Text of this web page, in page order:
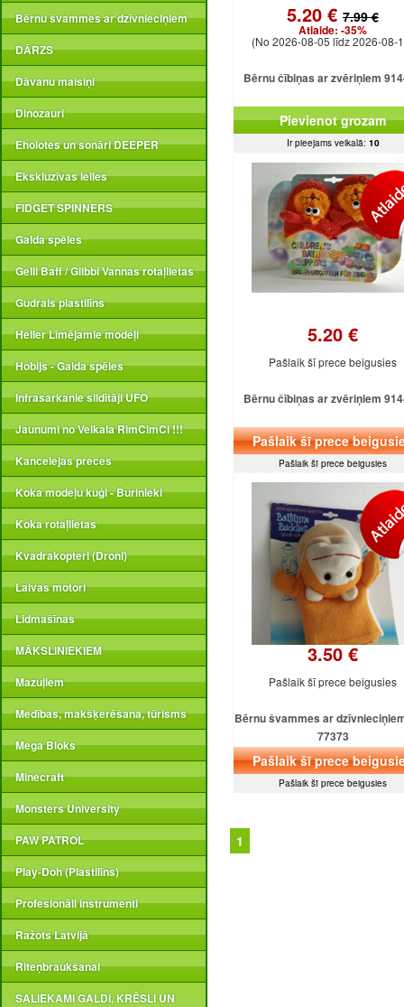
Bērnu švammes ar dzīvnieciņiem
DĀRZS
Dāvanu maisiņi
Dinozauri
Eholotes un sonāri DEEPER
Ekskluzīvas lelles
FIDGET SPINNERS
Galda spēles
Gelli Baff / Glibbi Vannas rotaļlietas
Gudrais plastilīns
Heller Līmējamie modeļi
Hobijs - Galda spēles
Infrasarkanie sildītāji UFO
Jaunumi no Veikala RimCimCi !!!
Kancelejas preces
Koka modeļu kuģi - Burinieki
Koka rotaļlietas
Kvadrakopteri (Droni)
Laivas motori
Lidmašīnas
MĀKSLINIEKIEM
Mazuļiem
Medības, makšķerēšana, tūrisms
Mega Bloks
Minecraft
Monsters University
PAW PATROL
Play-Doh (Plastilīns)
Profesionāli instrumenti
Ražots Latvijā
Riteņbraukšanai
SALIEKAMI GALDI, KRĒSLI UN
5.20 € 7.99 €
Atlaide: -35%
(No 2026-08-05 līdz 2026-08-
Bērnu čībiņas ar zvēriņiem
Pievienot grozam
Ir pieejams veikalā: 10
5.20 €
Pašlaik šī prece beigusies
Bērnu čībiņas ar zvēriņiem
Pašlaik šī prece
Pašlaik šī prece beigusies
3.50 €
Pašlaik šī prece beigusies
Bērnu švammes ar
77373
Pašlaik šī prece
Pašlaik šī prece beigusies
1